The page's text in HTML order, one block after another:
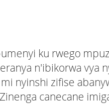
ku rwego
n'ibikorwa vya
nyinshi zifise
canecane